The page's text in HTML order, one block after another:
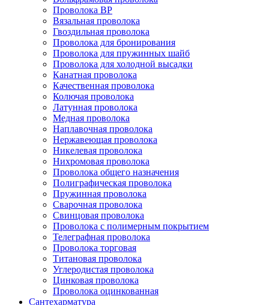
Проволока ВР
Вязальная проволока
Гвоздильная проволока
Проволока для бронирования
Проволока для пружинных шайб
Проволока для холодной высадки
Канатная проволока
Качественная проволока
Колючая проволока
Латунная проволока
Медная проволока
Наплавочная проволока
Нержавеющая проволока
Никелевая проволока
Нихромовая проволока
Проволока общего назначения
Полиграфическая проволока
Пружинная проволока
Сварочная проволока
Свинцовая проволока
Проволока с полимерным покрытием
Телеграфная проволока
Проволока торговая
Титановая проволока
Углеродистая проволока
Цинковая проволока
Проволока оцинкованная
Сантехарматура